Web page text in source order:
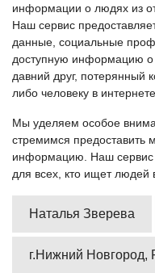
информации о людях из
Наш сервис
данные, социальные
доступную информацию о
давний друг, потерянный
либо человеку в интернете.
Мы уделяем особое
стремимся предоставить
информацию. Наш сервис
для всех, кто ищет людей
Наталья Зверева
г.Нижний Новгород,